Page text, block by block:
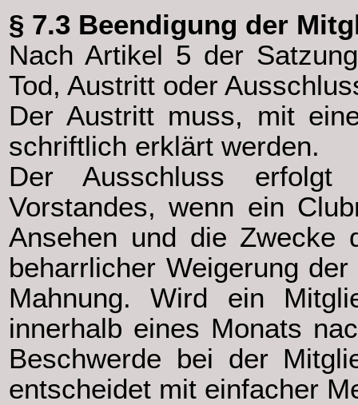
§ 7.3 Beendigung der
Nach Artikel 5 der
Tod, Austritt oder
Der Austritt muss, mit
schriftlich erklärt werden.
Der Ausschluss erfolgt
Vorstandes, wenn ein
Ansehen und die Zwecke
beharrlicher Weigerung
Mahnung. Wird ein
innerhalb eines Monats
Beschwerde bei der
entscheidet mit einfacher